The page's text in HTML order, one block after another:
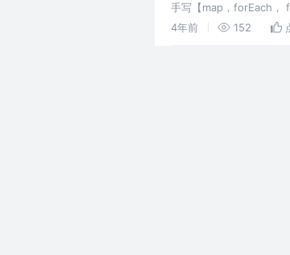
手写【map，forEach，
4年前
152